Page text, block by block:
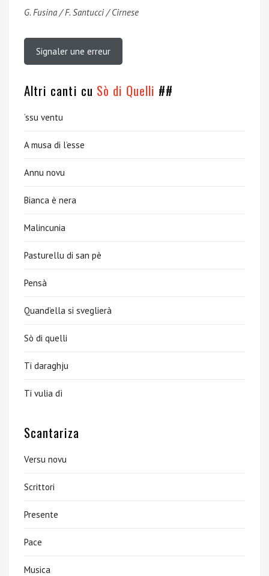
G. Fusina / F. Santucci / Cirnese
Signaler une erreur
Altri canti cu Sò di Quelli ##
‘ssu ventu
A musa di l’esse
Annu novu
Bianca è nera
Malincunia
Pasturellu di san pè
Pensà
Quand’ella si sveglierà
Sò di quelli
Ti daraghju
Ti vulia dì
Scantariza
Versu novu
Scrittori
Presente
Pace
Musica